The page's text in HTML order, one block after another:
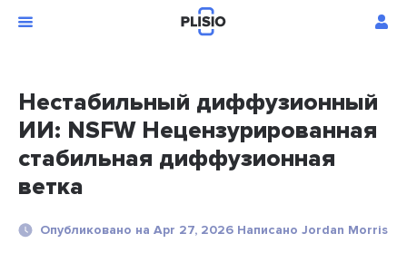
Нестабильный диффузионный
ИИ: NSFW Нецензурированная
стабильная диффузионная
ветка
Опубликовано на Apr 27, 2026 Написано Jordan Morris